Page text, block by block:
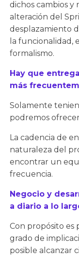
dichos cambios y
alteración del
desplazamiento
la funcionalidad,
formalismo.
Hay que
más
Solamente
podremos
La cadencia de
naturaleza del
encontrar un
frecuencia.
Negocio y
a diario a lo
Con propósito es
grado de
posible alcanzar